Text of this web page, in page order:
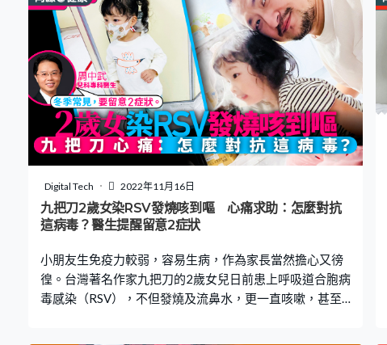
現細菌感染，差一步便患上蜂窩性組織炎甚至敗血症。 誤
信坊間灑鹽有助消毒痱滋 台灣女星宋哥於電視醫學節目
《醫師好辣》上分享，自己有一個壞習慣導致常生痱滋。
宋哥說每逢追劇或思考時，都很喜歡用牙齒咬口腔內側的
肉，有一次咬得太深導致口腔潰瘍並生了痱滋，傷口位置
更腫脹起來。她想起坊間流傳鹽粒有助口腔傷口消毒和癒
合，可是一把鹽放進口，宋哥便痛得原地跺腳，想以水漱
口時，卻因鹽遇水散開更痛。 醫生：傷口已細菌感染 第二
天，她的牙齦外側腫至凸起來，再隔天更出現了血泡，痛
得難以下嚥。先後求診牙醫及中醫，卻超過10天仍未見好
轉。後來她到耳鼻喉科求診，醫生檢查傷口後說由於她的
傷口形成後，各種重口味飲食都令炎症惡化。醫生指她的
蜂窩性組織炎甚至引致敗血症。幸好，宋哥服用
Digital Tech 2022年11月16日
九把刀2歲女染RSV發燒咳到嘔 心痛求助：怎麼對抗
這病毒？醫生提醒留意2症狀
小朋友生免疫力較弱，容易生病，作為家長當然擔心又徬
徨。台灣著名作家九把刀的2歲女兒日前患上呼吸道合胞病
毒感染（RSV），不但發燒及流鼻水，更一直咳嗽，甚至